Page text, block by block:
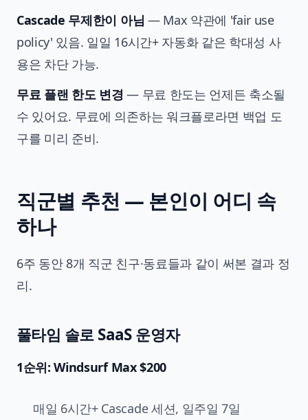
Cascade 무제한이 아님 — Max 약관에 'fair use
policy' 있음. 일일 16시간+ 자동화 같은 학대성 사
용은 차단 가능.
무료 플랜 한도 변경 — 무료 한도는 언제든 축소될
수 있어요. 무료에 의존하는 워크플로라면 백업 도
구를 미리 준비.
직군별 추천 — 본인이 어디 속
하나
6주 동안 8개 직군 친구·동료들과 같이 써본 결과 정
리.
풀타임 솔로 SaaS 운영자
1순위: Windsurf Max $200
매일 6시간+ Cascade 세션, 일주일 7일